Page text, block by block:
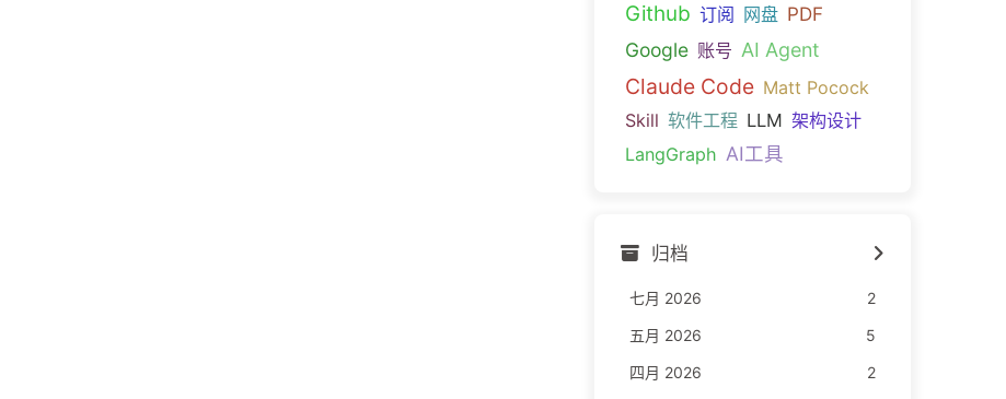
Github 订阅 网盘 PDF
Google 账号 AI Agent
Claude Code Matt Pocock
Skill 软件工程 LLM 架构设计
LangGraph AI工具
归档
七月 2026
2
五月 2026
5
四月 2026
2